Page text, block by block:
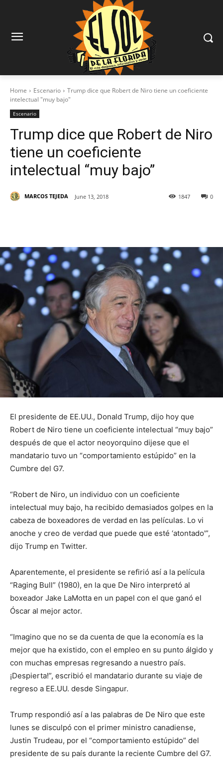
Home Escenario
Trump dice que Robert de Niro tiene un coeficiente
intelectual "muy bajo"
Escenario
Trump dice que Robert de Niro
tiene un coeficiente
intelectual “muy bajo”
MARCOS TEJEDA June 13, 2018 0
1847
El presidente de EE.UU., Donald Trump, dijo hoy que
Robert de Niro tiene un coeficiente intelectual “muy bajo”
después de que el actor neoyorquino dijese que el
mandatario tuvo un “comportamiento estúpido” en la
Cumbre del G7.
“Robert de Niro, un individuo con un coeficiente
intelectual muy bajo, ha recibido demasiados golpes en la
cabeza de boxeadores de verdad en las películas. Lo vi
anoche y creo de verdad que puede que esté ‘atontado'”,
dijo Trump en Twitter.
Aparentemente, el presidente se refirió así a la película
“Raging Bull” (1980), en la que De Niro interpretó al
boxeador Jake LaMotta en un papel con el que ganó el
Óscar al mejor actor.
“Imagino que no se da cuenta de que la economía es la
mejor que ha existido, con el empleo en su punto álgido y
con muchas empresas regresando a nuestro país.
¡Despierta!”, escribió el mandatario durante su viaje de
regreso a EE.UU. desde Singapur.
Trump respondió así a las palabras de De Niro que este
lunes se disculpó con el primer ministro canadiense,
Justin Trudeau, por el “comportamiento estúpido” del
presidente de su país durante la reciente Cumbre del G7.